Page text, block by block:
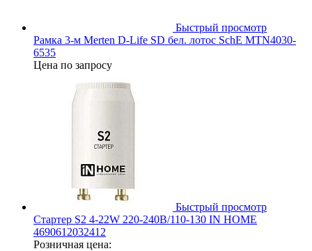
Быстрый просмотр
Рамка 3-м Merten D-Life SD бел. лотос SchE MTN4030-
6535
Цена по запросу
Быстрый просмотр
Стартер S2 4-22W 220-240В/110-130 IN HOME
4690612032412
Розничная цена: